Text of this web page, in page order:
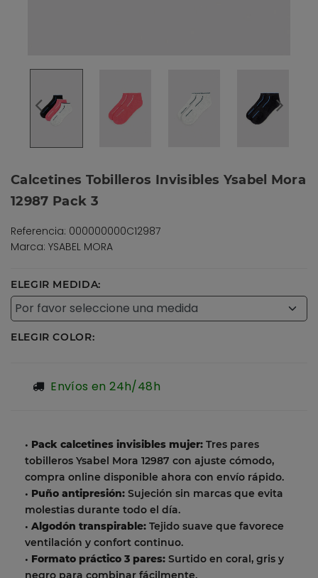
Calcetines Tobilleros Invisibles Ysabel Mora
12987 Pack 3
Referencia: 000000000C12987
Marca: YSABEL MORA
ELEGIR MEDIDA:
ELEGIR COLOR:
Envíos en 24h/48h
• Pack calcetines invisibles mujer: Tres pares
tobilleros Ysabel Mora 12987 con ajuste cómodo,
compra online disponible ahora con envío rápido.
• Puño antipresión: Sujeción sin marcas que evita
molestias durante todo el día.
• Algodón transpirable: Tejido suave que favorece
ventilación y confort continuo.
• Formato práctico 3 pares: Surtido en coral, gris y
negro para combinar fácilmente.